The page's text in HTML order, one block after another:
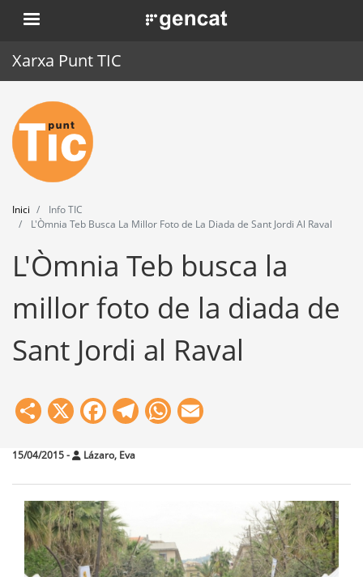
Vés
al
. Obre en una nova finestra.
Xarxa Punt TIC
Inici
Punt TIC
Actualitat
Agenda
Formació
Eines
Inici
Info TIC
L'Òmnia Teb Busca La Millor Foto de La Diada de Sant Jordi Al Raval
L'Òmnia Teb busca la
millor foto de la diada de
Sant Jordi al Raval
Share
X Facebook
Telegram
WhatsApp
15/04/2015- Lázaro, Eva